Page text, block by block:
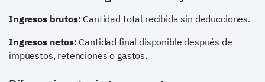
Ingresos brutos: Cantidad total recibida sin deducciones.
Ingresos netos: Cantidad final disponible después de
impuestos, retenciones o gastos.